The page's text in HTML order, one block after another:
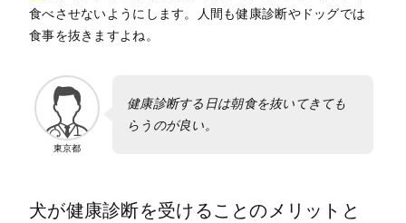
食べさせないようにします。人間も健康診断やドッグでは
食事を抜きますよね。
東京都
健康診断する日は朝食を抜いてきても
らうのが良い。
犬が健康診断を受けることのメリットと